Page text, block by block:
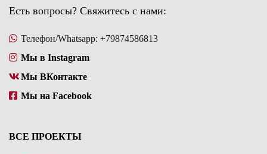
Есть вопросы? Свяжитесь с нами:
Телефон/Whatsapp: +79874586813
Мы в Instagram
Мы ВКонтакте
Мы на Facebook
ВСЕ ПРОЕКТЫ